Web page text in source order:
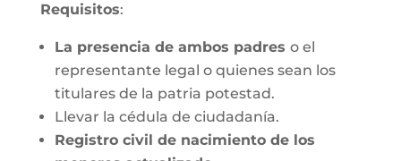
Requisitos:
La presencia de ambos padres o el
representante legal o quienes sean los
titulares de la patria potestad.
Llevar la cédula de ciudadanía.
Registro civil de nacimiento de los